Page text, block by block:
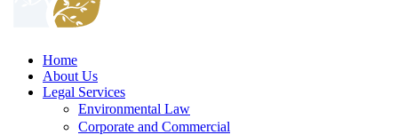
Home
About Us
Legal Services
Environmental Law
Corporate and Commercial